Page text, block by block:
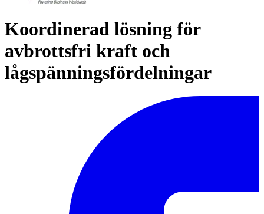
Koordinerad lösning för
avbrottsfri kraft och
lågspänningsfördelningar